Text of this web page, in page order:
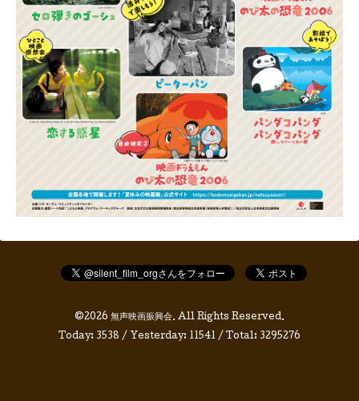
©2026 無声映画振興会. All Rights Reserved.
Today: 3538 / Yesterday: 11541 / Total: 3295276